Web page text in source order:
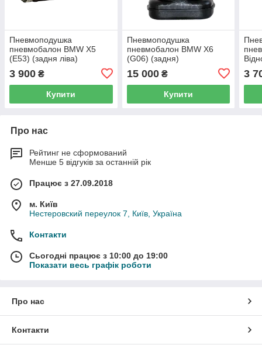
Пневмоподушка
пневмобалон BMW X5
(E53) (задня ліва)
3 900 ₴
Купити
Пневмоподушка
пневмобалон BMW X6
(G06) (задня)
15 000₴
Купити
3
Про нас
Рейтинг не сформований
Менше 5 відгуків за останній рік
Працює з 27.09.2018
м. Київ
Нестеровский переулок 7, Київ, Україна
Контакти
Сьогодні працює з 10:00 до 19:00
Показати весь графік роботи
Про нас
Контакти